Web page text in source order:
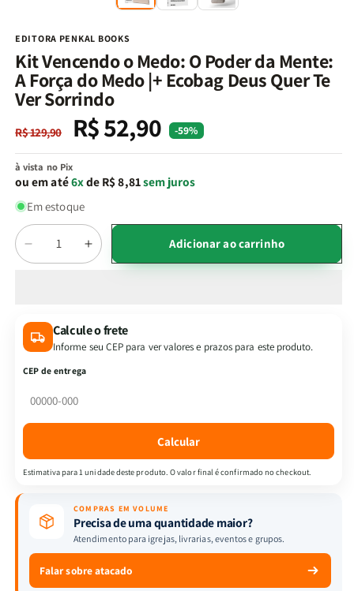
EDITORA PENKAL BOOKS
Kit Vencendo o Medo: O Poder da Mente:
A Força do Medo |+ Ecobag Deus Quer Te
Ver Sorrindo
Preço
normal
R$ 129,90
Preço
promocional
R$ 52,90 -59%
à vista no Pix
ou em até6xde R$ 8,81sem juros
Em estoque
Quantidade
Diminuir
a
Vencendo
o
Medo:
Poder
Força
|+
Ecobag
Quer
Te
Aumentar
a
Vencendo
o
Força
|+
Ecobag
Quer
Adicionar ao carrinho
Calcule o frete
Informe seu CEP para ver valores e prazos para este produto.
CEP de entrega
Calcular
Estimativa para 1 unidade deste produto. O valor final é confirmado no checkout.
COMPRAS EM VOLUME
Precisa de uma quantidade maior?
Atendimento para igrejas, livrarias, eventos e grupos.
Falar sobre atacado